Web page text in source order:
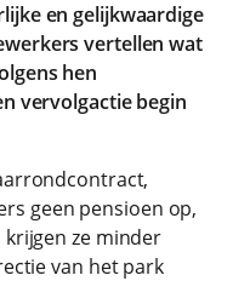
en gelijkwaardige
vertellen wat
hen
vervolgactie begin
geen pensioen op,
ze minder
van het park